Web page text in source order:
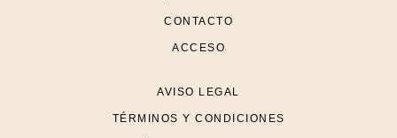
CONTACTO
ACCESO
AVISO LEGAL
TÉRMINOS Y CONDICIONES